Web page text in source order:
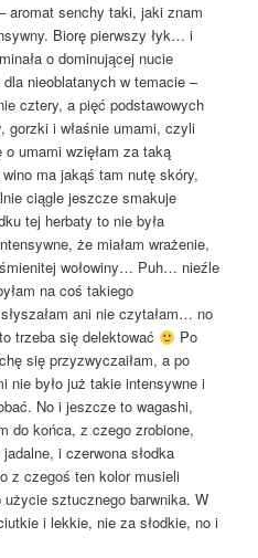
aromat senchy taki, jaki znam
Biorę pierwszy łyk… i
o dominującej nucie
nieoblatanych w temacie –
cztery, a pięć podstawowych
gorzki i właśnie umami, czyli
umami wzięłam za taką
ma jakąś tam nutę skóry,
ciągle jeszcze smakuje
tej herbaty to nie była
że miałam wrażenie,
wołowiny… Puh… nieźle
na coś takiego
ani nie czytałam… no
trzeba się delektować
Po
się przyzwyczaiłam, a po
nie było już takie intensywne i
No i jeszcze to wagashi,
do końca, z czego zrobione,
i czerwona słodka
z czegoś ten kolor musieli
sztucznego barwnika. W
i lekkie, nie za słodkie, no i